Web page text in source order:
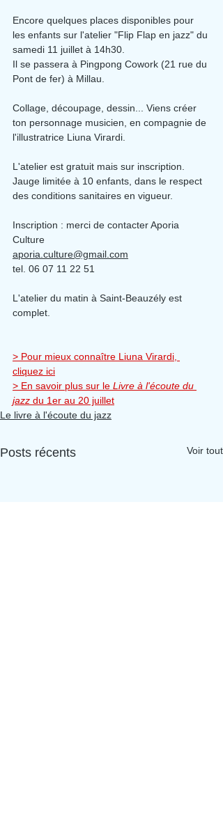
Encore quelques places disponibles pour
les enfants sur l'atelier "Flip Flap en jazz" du
samedi 11 juillet à 14h30.
Il se passera à Pingpong Cowork (21 rue du
Pont de fer) à Millau.
Collage, découpage, dessin... Viens créer
ton personnage musicien, en compagnie de
l'illustratrice Liuna Virardi.
L'atelier est gratuit mais sur inscription.
Jauge limitée à 10 enfants, dans le respect
des conditions sanitaires en vigueur.
Inscription : merci de contacter Aporia
Culture
aporia.culture@gmail.com
tel. 06 07 11 22 51
L'atelier du matin à Saint-Beauzély est
complet.
> Pour mieux connaître Liuna Virardi,
cliquez ici
> En savoir plus sur le Livre à l'écoute du
jazz du 1er au 20 juillet
Le livre à l'écoute du jazz
Posts récents Voir tout